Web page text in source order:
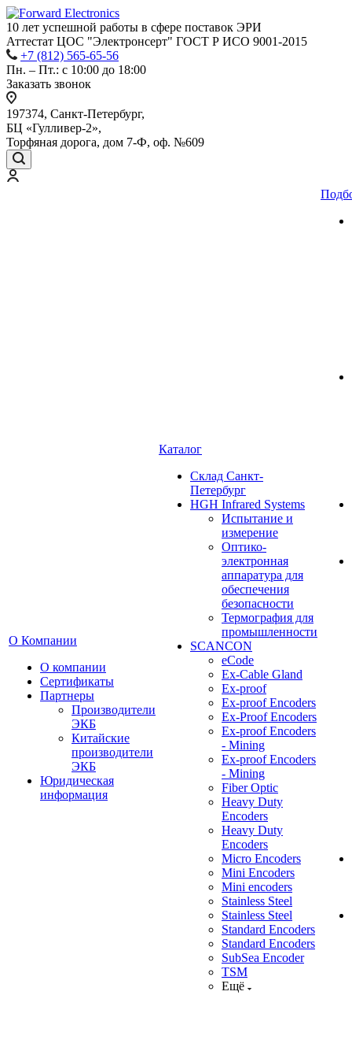
10 лет успешной работы в сфере поставок ЭРИ
Аттестат ЦОС "Электронсерт" ГОСТ Р ИСО 9001-2015
+7 (812) 565-65-56
Пн. – Пт.: с 10:00 до 18:00
Заказать звонок
197374, Санкт-Петербург,
БЦ «Гулливер-2»,
Торфяная дорога, дом 7-Ф, оф. №609
О Компании
О компании
Сертификаты
Партнеры
Производители
ЭКБ
Китайские
производители
ЭКБ
Юридическая
информация
Каталог
Cклад Санкт-
Петербург
HGH Infrared Systems
Испытание и
измерение
Оптико-
электронная
аппаратура для
обеспечения
безопасности
Термография для
промышленности
SCANCON
eCode
Ex-Cable Gland
Ex-proof
Ex-proof Encoders
Ex-Proof Encoders
Ex-proof Encoders
- Mining
Ex-proof Encoders
- Mining
Fiber Optic
Heavy Duty
Encoders
Heavy Duty
Encoders
Micro Encoders
Mini Encoders
Mini encoders
Stainless Steel
Stainless Steel
Standard Encoders
Standard Encoders
SubSea Encoder
TSM
Ещё